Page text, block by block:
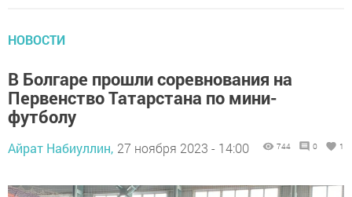
НОВОСТИ
В Болгаре прошли соревнования на
Первенство Татарстана по мини-
футболу
Айрат Набиуллин, 27 ноября 2023 - 14:00 744 0 1